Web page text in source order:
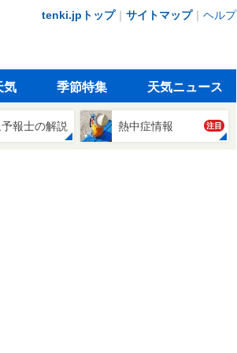
tenki.jpトップ｜ サイトマップ｜ ヘルプ
気 季節特集 天気ニュース
報士の解説 熱中症情報 注目